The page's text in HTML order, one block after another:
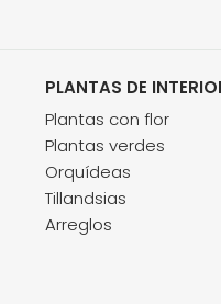
PLANTAS DE
Plantas con flor
Plantas verdes
Orquídeas
Tillandsias
Arreglos